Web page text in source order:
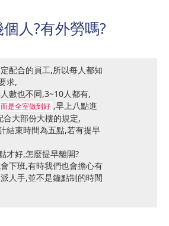
人?有外勞嗎?
配合的員工,所以每人都知
求,
數也不同,3~10人都有,
是全室做到好 ,早上八點進
大部份大樓的規定,
結束時間為五點,若有提早
才好,怎麼提早離開?
下班,有時我們也會擔心有
人手,並不是鐘點制的時間